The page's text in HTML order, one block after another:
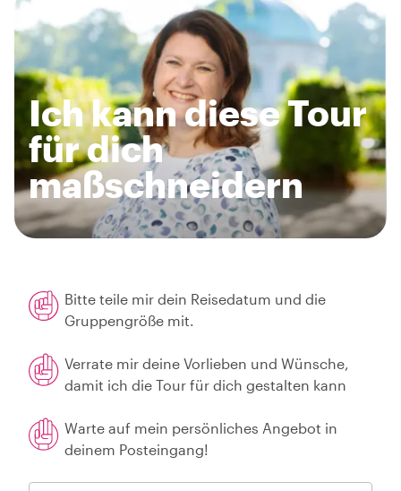
Ich kann diese Tour
für dich
maßschneidern
Bitte teile mir dein Reisedatum und die
Gruppengröße mit.
Verrate mir deine Vorlieben und Wünsche,
damit ich die Tour für dich gestalten kann
Warte auf mein persönliches Angebot in
deinem Posteingang!